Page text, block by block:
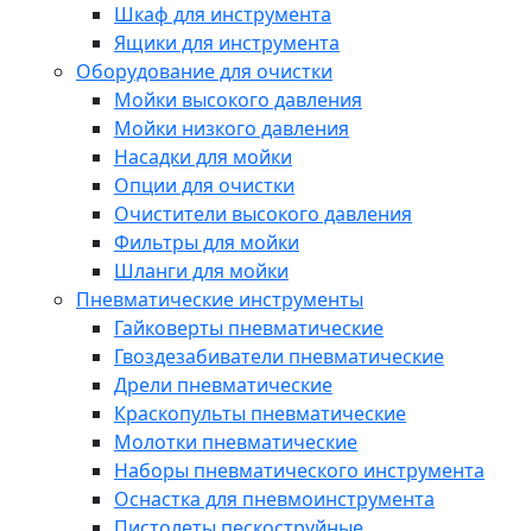
Шкаф для инструмента
Ящики для инструмента
Оборудование для очистки
Мойки высокого давления
Мойки низкого давления
Насадки для мойки
Опции для очистки
Очистители высокого давления
Фильтры для мойки
Шланги для мойки
Пневматические инструменты
Гайковерты пневматические
Гвоздезабиватели пневматические
Дрели пневматические
Краскопульты пневматические
Молотки пневматические
Наборы пневматического инструмента
Оснастка для пневмоинструмента